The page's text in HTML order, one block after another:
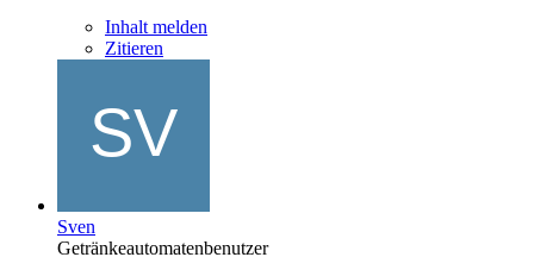
Inhalt melden
Zitieren
Sven
Getränkeautomatenbenutzer